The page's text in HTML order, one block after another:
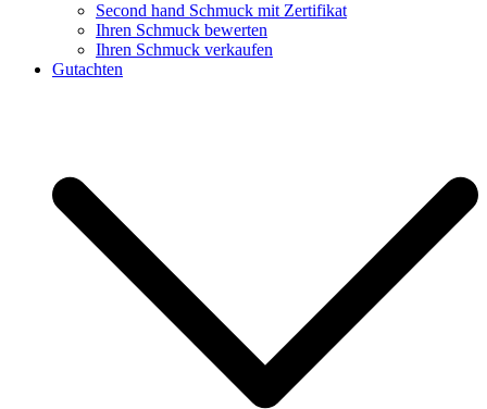
Second hand Schmuck mit Zertifikat
Ihren Schmuck bewerten
Ihren Schmuck verkaufen
Gutachten